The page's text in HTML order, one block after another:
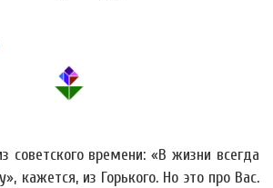
советского времени: «В жизни всегда
кажется, из Горького. Но это про Вас.